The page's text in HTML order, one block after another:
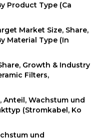
Product Type (Ca
Market Size, Share,
Material Type (In
Growth & Industry
Filters,
Wachstum und
(Stromkabel, Ko
und